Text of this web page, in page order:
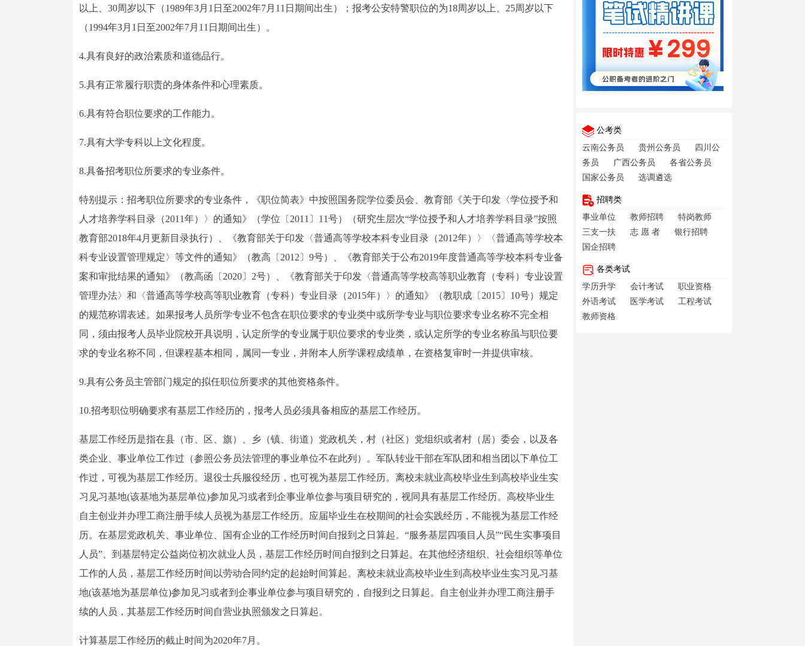
以上、30周岁以下（1989年3月1日至2002年7月11日期间出生）；报考公安特警职位的为18周岁以上、25周岁以下
（1994年3月1日至2002年7月11日期间出生）。
4.具有良好的政治素质和道德品行。
5.具有正常履行职责的身体条件和心理素质。
6.具有符合职位要求的工作能力。
7.具有大学专科以上文化程度。
8.具备招考职位所要求的专业条件。
特别提示：招考职位所要求的专业条件，《职位简表》中按照国务院学位委员会、教育部《关于印发〈学位授予和
人才培养学科目录（2011年）〉的通知》（学位〔2011〕11号）（研究生层次“学位授予和人才培养学科目录”按照
教育部2018年4月更新目录执行）、《教育部关于印发〈普通高等学校本科专业目录（2012年）〉〈普通高等学校本
科专业设置管理规定〉等文件的通知》（教高〔2012〕9号）、《教育部关于公布2019年度普通高等学校本科专业备
案和审批结果的通知》（教高函〔2020〕2号）、《教育部关于印发〈普通高等学校高等职业教育（专科）专业设置
管理办法〉和〈普通高等学校高等职业教育（专科）专业目录（2015年）〉的通知》（教职成〔2015〕10号）规定
的规范称谓表述。如果报考人员所学专业不包含在职位要求的专业类中或所学专业与职位要求专业名称不完全相
同，须由报考人员毕业院校开具说明，认定所学的专业属于职位要求的专业类，或认定所学的专业名称虽与职位要
求的专业名称不同，但课程基本相同，属同一专业，并附本人所学课程成绩单，在资格复审时一并提供审核。
9.具有公务员主管部门规定的拟任职位所要求的其他资格条件。
10.招考职位明确要求有基层工作经历的，报考人员必须具备相应的基层工作经历。
基层工作经历是指在县（市、区、旗）、乡（镇、街道）党政机关，村（社区）党组织或者村（居）委会，以及各
类企业、事业单位工作过（参照公务员法管理的事业单位不在此列）。军队转业干部在军队团和相当团以下单位工
作过，可视为基层工作经历。退役士兵服役经历，也可视为基层工作经历。离校未就业高校毕业生到高校毕业生实
习见习基地(该基地为基层单位)参加见习或者到企事业单位参与项目研究的，视同具有基层工作经历。高校毕业生
自主创业并办理工商注册手续人员视为基层工作经历。应届毕业生在校期间的社会实践经历，不能视为基层工作经
历。在基层党政机关、事业单位、国有企业的工作经历时间自报到之日算起。“服务基层四项目人员”“民生实事项目
人员”、到基层特定公益岗位初次就业人员，基层工作经历时间自报到之日算起。在其他经济组织、社会组织等单位
工作的人员，基层工作经历时间以劳动合同约定的起始时间算起。离校未就业高校毕业生到高校毕业生实习见习基
地(该基地为基层单位)参加见习或者到企事业单位参与项目研究的，自报到之日算起。自主创业并办理工商注册手
续的人员，其基层工作经历时间自营业执照颁发之日算起。
计算基层工作经历的截止时间为2020年7月。
公考类
云南公务员
贵州公务员
四川公
务员
广西公务员
各省公务员
国家公务员
选调遴选
招聘类
事业单位
教师招聘
特岗教师
三支一扶
志 愿 者
银行招聘
国企招聘
各类考试
学历升学
会计考试
职业资格
外语考试
医学考试
工程考试
教师资格